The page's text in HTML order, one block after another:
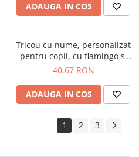
ADAUGA IN COS
Tricou cu nume, personalizat
pentru copii, cu flamingo si
flori, tricou din bumbac alb
40,67 RON
ADAUGA IN COS
1 2 3